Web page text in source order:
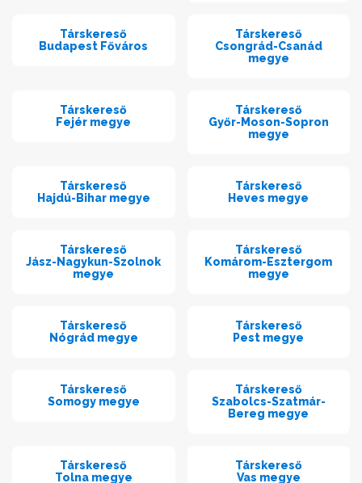
Társkereső
Budapest Főváros
Társkereső
Csongrád-Csanád
megye
Társkereső
Fejér megye
Társkereső
Győr-Moson-Sopron
megye
Társkereső
Hajdú-Bihar megye
Társkereső
Heves megye
Társkereső
Jász-Nagykun-Szolnok
megye
Társkereső
Komárom-Esztergom
megye
Társkereső
Nógrád megye
Társkereső
Pest megye
Társkereső
Somogy megye
Társkereső
Szabolcs-Szatmár-
Bereg megye
Társkereső
Tolna megye
Társkereső
Vas megye